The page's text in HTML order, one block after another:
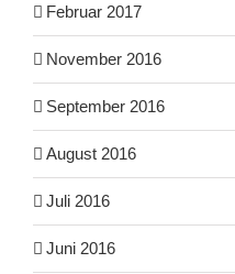
Februar 2017
November 2016
September 2016
August 2016
Juli 2016
Juni 2016